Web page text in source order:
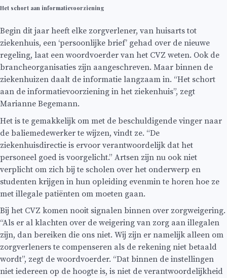
Het schort aan informatievoorziening
Begin dit jaar heeft elke zorgverlener, van huisarts tot
ziekenhuis, een ‘persoonlijke brief’ gehad over de nieuwe
regeling, laat een woordvoerder van het CVZ weten. Ook de
brancheorganisaties zijn aangeschreven. Maar binnen de
ziekenhuizen daalt de informatie langzaam in. “Het schort
aan de informatievoorziening in het ziekenhuis”, zegt
Marianne Begemann.
Het is te gemakkelijk om met de beschuldigende vinger naar
de baliemedewerker te wijzen, vindt ze. “De
ziekenhuisdirectie is ervoor verantwoordelijk dat het
personeel goed is voorgelicht.” Artsen zijn nu ook niet
verplicht om zich bij te scholen over het onderwerp en
studenten krijgen in hun opleiding evenmin te horen hoe ze
met illegale patiënten om moeten gaan.
Bij het CVZ komen nooit signalen binnen over zorgweigering.
“Als er al klachten over de weigering van zorg aan illegalen
zijn, dan bereiken die ons niet. Wij zijn er namelijk alleen om
zorgverleners te compenseren als de rekening niet betaald
wordt”, zegt de woordvoerder. “Dat binnen de instellingen
niet iedereen op de hoogte is, is niet de verantwoordelijkheid